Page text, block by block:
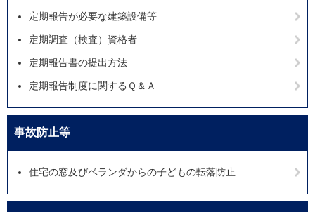
定期報告が必要な建築設備等
定期調査（検査）資格者
定期報告書の提出方法
定期報告制度に関するＱ＆Ａ
事故防止等
住宅の窓及びベランダからの子どもの転落防止